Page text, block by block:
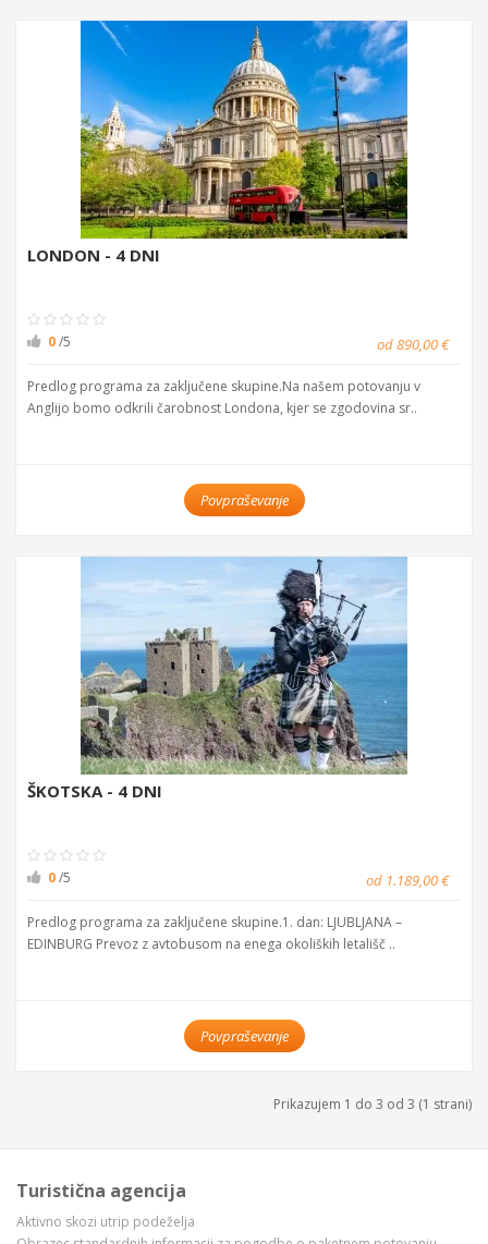
LONDON - 4 DNI
0/5 od 890,00 €
Predlog programa za zaključene skupine.Na našem potovanju v
Anglijo bomo odkrili čarobnost Londona, kjer se zgodovina sr..
Povpraševanje
ŠKOTSKA - 4 DNI
0/5 od 1.189,00 €
Predlog programa za zaključene skupine.1. dan: LJUBLJANA –
EDINBURG Prevoz z avtobusom na enega okoliških letališč ..
Povpraševanje
Prikazujem 1 do 3 od 3 (1 strani)
Turistična agencija
Aktivno skozi utrip podeželja